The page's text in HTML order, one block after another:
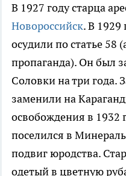
В 1927 году старца
Новороссийск. В 1929
осудили по статье 58
пропаганда). Он был
Соловки на три года.
заменили на
освобождения в 1932
поселился в
подвиг юродства.
одетый в цветную